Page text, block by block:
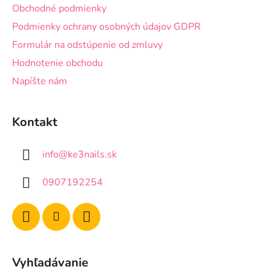
Obchodné podmienky
Podmienky ochrany osobných údajov GDPR
Formulár na odstúpenie od zmluvy
Hodnotenie obchodu
Napíšte nám
Kontakt
info@ke3nails.sk
0907192254
Vyhľadávanie